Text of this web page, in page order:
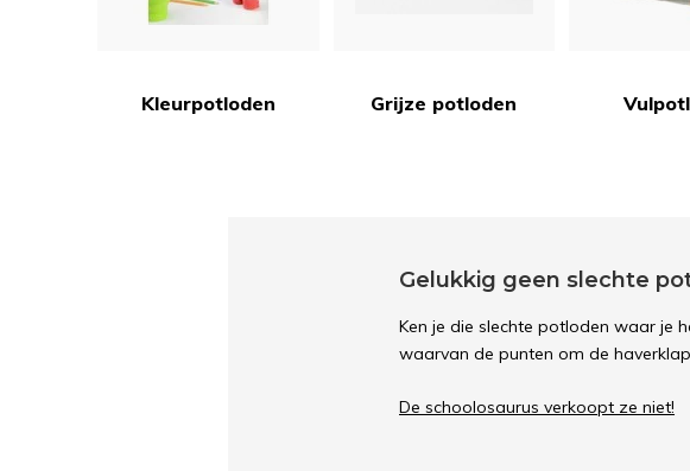
Kleurpotloden Grijze potloden
Gelukkig geen slechte
Ken je die slechte potloden waar je
waarvan de punten om de
De schoolosaurus verkoopt ze niet!